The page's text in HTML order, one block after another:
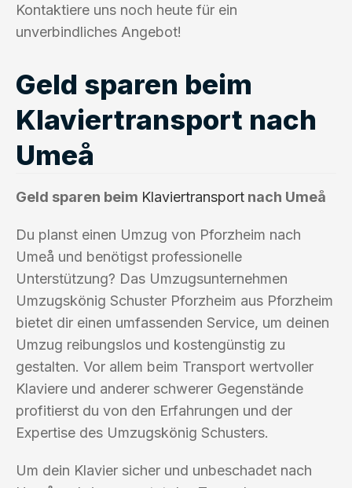
Kontaktiere uns noch heute für ein
unverbindliches Angebot!
Geld sparen beim
Klaviertransport nach
Umeå
Geld sparen beim Klaviertransport nach Umeå
Du planst einen Umzug von Pforzheim nach
Umeå und benötigst professionelle
Unterstützung? Das Umzugsunternehmen
Umzugskönig Schuster Pforzheim aus Pforzheim
bietet dir einen umfassenden Service, um deinen
Umzug reibungslos und kostengünstig zu
gestalten. Vor allem beim Transport wertvoller
Klaviere und anderer schwerer Gegenstände
profitierst du von den Erfahrungen und der
Expertise des Umzugskönig Schusters.
Um dein Klavier sicher und unbeschadet nach